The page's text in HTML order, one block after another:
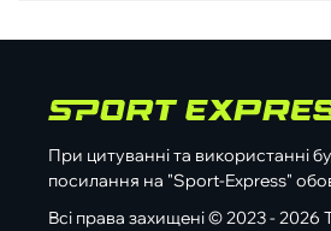
При цитуванні та використанні
посилання на "Sport-Express"
Всі права захищені © 2023 -